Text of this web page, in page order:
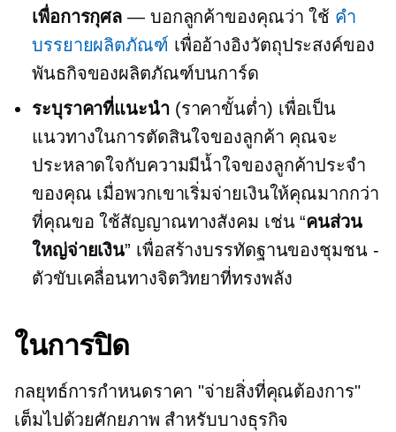
เพื่อการกุศล — บอกลูกค้าของคุณว่า ใช้ คำ
บรรยายผลิตภัณฑ์ เพื่ออ้างอิงวัตถุประสงค์ของ
พันธกิจของผลิตภัณฑ์บนการ์ด
ระบุราคาที่แนะนำ(ราคาขั้นต่ำ) เพื่อเป็น
แนวทางในการตัดสินใจของลูกค้า คุณจะ
ประหลาดใจกับความมีน้ำใจของลูกค้าประจำ
ของคุณ เมื่อพวกเขาเริ่มจ่ายเงินให้คุณมากกว่า
ที่คุณขอ ใช้สัญญาณทางสังคม เช่น “คนส่วน
ใหญ่จ่ายเงิน” เพื่อสร้างบรรทัดฐานของชุมชน -
ตัวขับเคลื่อนทางจิตวิทยาที่ทรงพลัง
ในการปิด
กลยุทธ์การกำหนดราคา "จ่ายสิ่งที่คุณต้องการ"
เต็มไปด้วยศักยภาพ สำหรับบางธุรกิจ